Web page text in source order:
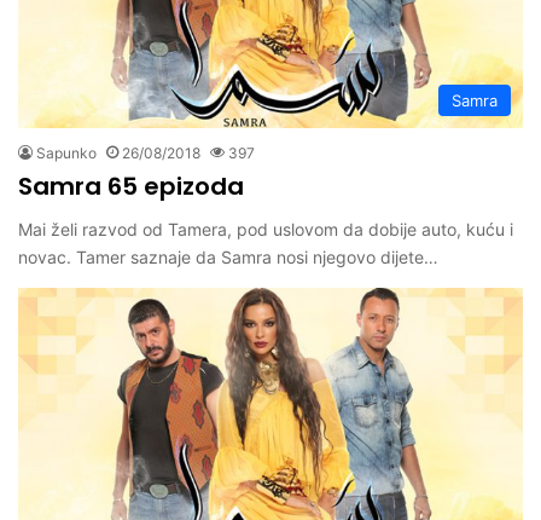
Samra
Sapunko 26/08/2018 397
Samra 65 epizoda
Mai želi razvod od Tamera, pod uslovom da dobije auto, kuću i
novac. Tamer saznaje da Samra nosi njegovo dijete…